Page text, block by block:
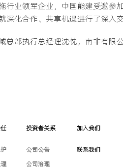
行业领军企业，中国能建受邀
深化合作、共享机遇进行了深入
总部执行总经理沈忱，南非有限
投资者关系
公司公告
公司治理
加入我们
联系我们